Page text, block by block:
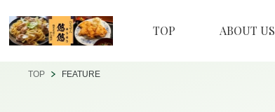
TOP ABOUT US
TOP FEATURE